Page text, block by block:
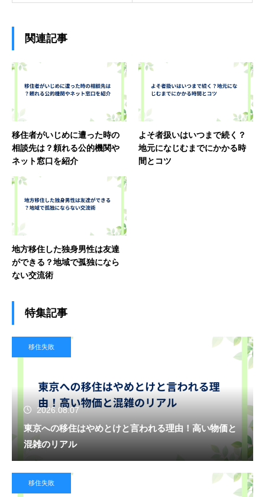
関連記事
移住者がいじめに遭った時の
相談先は？頼れる公的機関や
ネット窓口を紹介
よそ者扱いはいつまで続く？
地元になじむまでにかかる時
間とコツ
地方移住した独身男性は友達
ができる？地域で孤独になら
ない交流術
特集記事
移住失敗
2026.08.07
東京への移住はやめとけと言われる理由！高い物価と
混雑のリアル
移住失敗